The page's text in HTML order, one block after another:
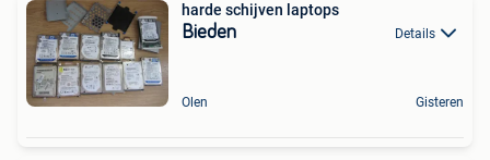
harde schijven laptops
Bieden Details
Olen Gisteren